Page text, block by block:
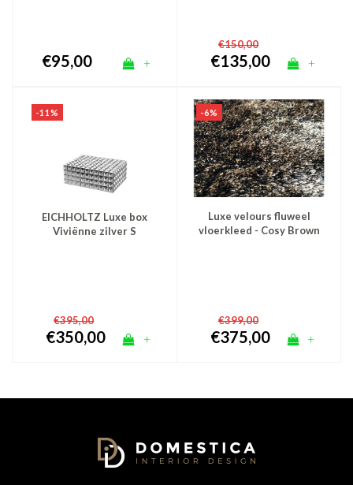
€95,00 +
€150,00
€135,00 +
-11%
EICHHOLTZ Luxe box
Viviënne zilver S
€395,00
€350,00 +
-6%
Luxe velours fluweel
vloerkleed - Cosy Brown
€399,00
€375,00 +